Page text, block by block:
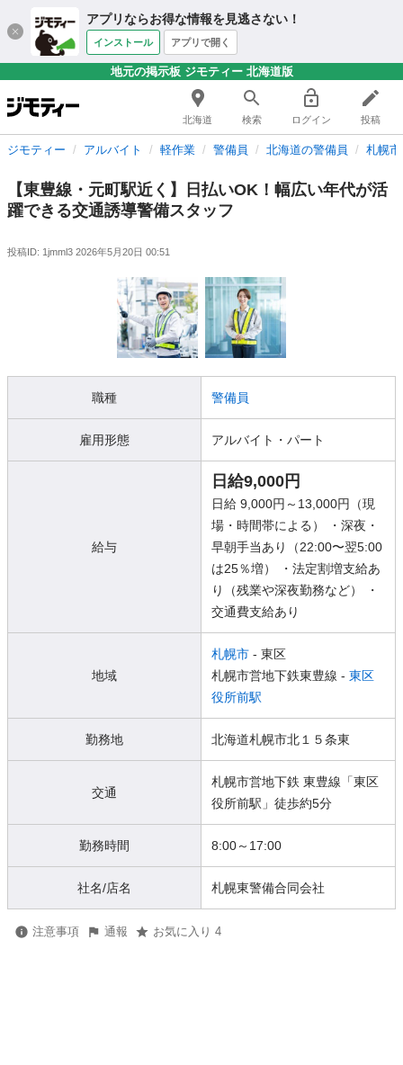
アプリならお得な情報を見逃さない！
インストール アプリで開く
地元の掲示板 ジモティー 北海道版
北海道 検索 ログイン 投稿
ジモティー アルバイト 軽作業 警備員 北海道の警備員 札幌
【東豊線・元町駅近く】日払いOK！幅広い年代が活
躍できる交通誘導警備スタッフ
投稿ID: 1jmml3 2026年5月20日 00:51
職種 警備員
雇用形態 アルバイト・パート
給与
日給9,000円
日給 9,000円～13,000円（現
場・時間帯による） ・深夜・
早朝手当あり（22:00〜翌5:00
は25％増） ・法定割増支給あ
り（残業や深夜勤務など） ・
交通費支給あり
地域
札幌市 - 東区
札幌市営地下鉄東豊線 - 東区
役所前駅
勤務地 北海道札幌市北１５条東
交通
札幌市営地下鉄 東豊線「東区
役所前駅」徒歩約5分
勤務時間 8:00～17:00
社名/店名 札幌東警備合同会社
注意事項 通報 お気に入り 4